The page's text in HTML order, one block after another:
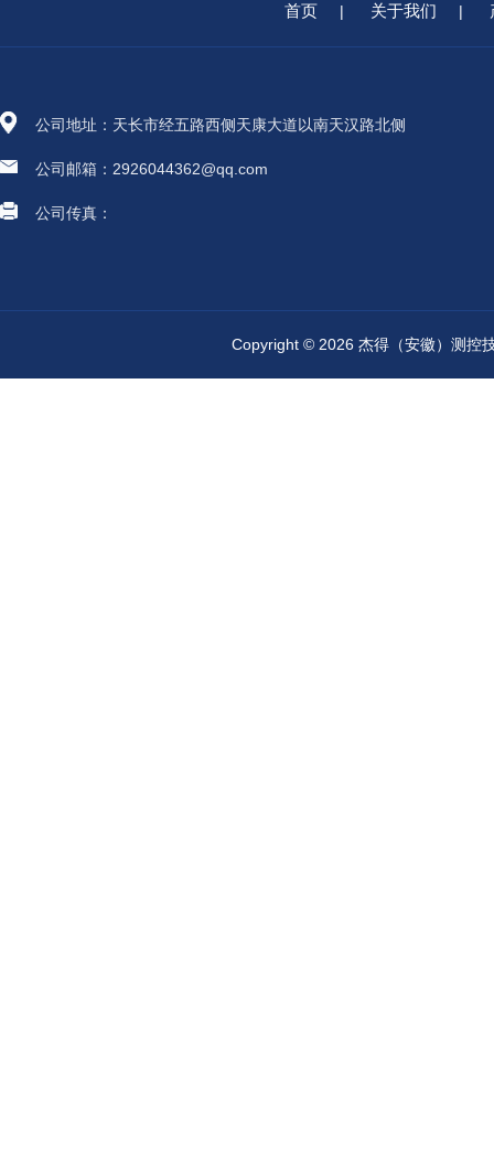
首页 | 关于我们 |
公司地址：天长市经五路西侧天康大道以南天汉路北侧
公司邮箱：2926044362@qq.com
公司传真：
Copyright © 2026 杰得（安徽）测